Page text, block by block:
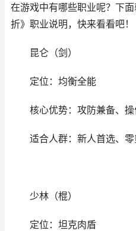
在游戏中有哪些职业呢？下
折》职业说明，快来看看吧！
昆仑（剑）
定位：均衡全能
核心优势：攻防兼备、
适合人群：新人首选、
少林（棍）
定位：坦克肉盾